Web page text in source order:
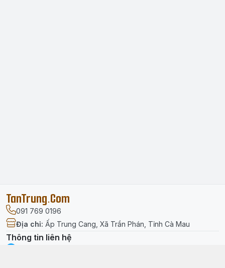
TanTrung.Com
091 769 0196
Địa chỉ: Ấp Trung Cang, Xã Trần Phán, Tỉnh Cà Mau
Thông tin liên hệ